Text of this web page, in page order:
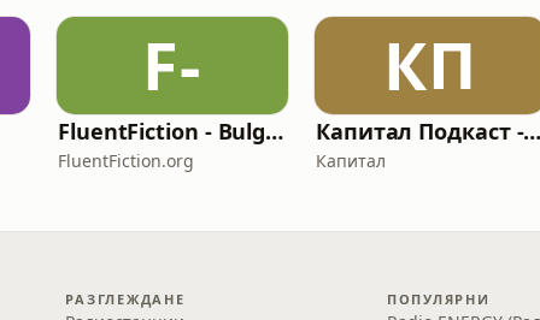
F-
FluentFiction - Bulgarian
FluentFiction.org
КП
Капитал Подкаст - KNext: младежки подкаст
Капитал
РАЗГЛЕЖДАНЕ ПОПУЛЯРНИ